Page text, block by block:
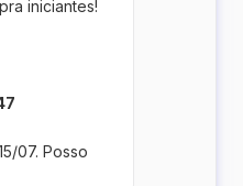
iniciantes!
07. Posso